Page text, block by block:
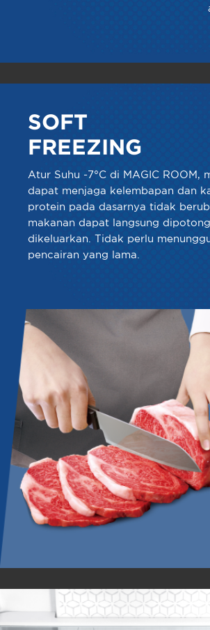
SOFT
FREEZING
Atur Suhu -7°C di MAGIC ROOM,
dapat menjaga kelembapan dan
protein pada dasarnya tidak
makanan dapat langsung
dikeluarkan. Tidak perlu
pencairan yang lama.